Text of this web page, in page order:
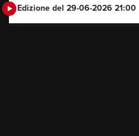
Edizione del 29-06-2026 21:00